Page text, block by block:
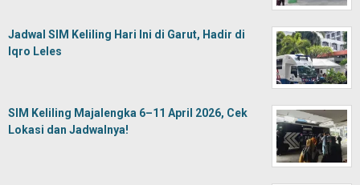
Jadwal SIM Keliling Hari Ini di Garut, Hadir di
Iqro Leles
SIM Keliling Majalengka 6–11 April 2026, Cek
Lokasi dan Jadwalnya!